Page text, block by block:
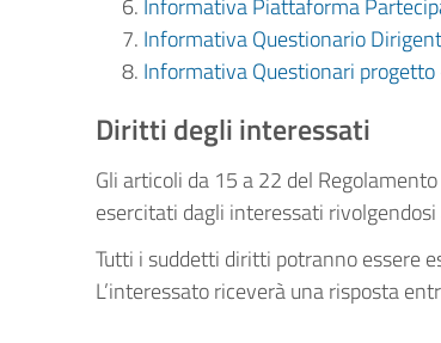
Informativa Piattaforma
Informativa Questionario
Informativa Questionari progetto
Diritti degli interessati
Gli articoli da 15 a 22 del
esercitati dagli interessati
Tutti i suddetti diritti potranno essere
L’interessato riceverà una risposta